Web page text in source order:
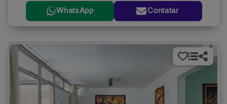
WhatsApp Contatar